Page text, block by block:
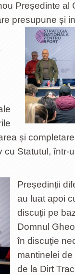
Președinte al
presupune și
și
cu Statutul, într-
Președinții
au luat apoi
discuții pe
Domnul
în discuție
mantinelei
de la Dirt